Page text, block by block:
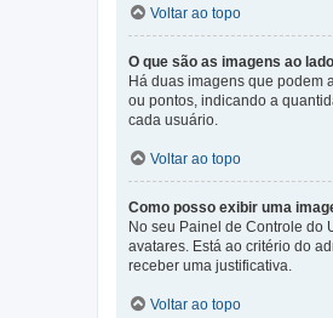
Voltar ao topo
O que são as imagens ao
Há duas imagens que podem
ou pontos, indicando a
cada usuário.
Voltar ao topo
Como posso exibir uma
No seu Painel de Controle do
avatares. Está ao critério do
receber uma justificativa.
Voltar ao topo